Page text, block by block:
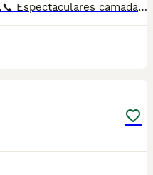
📞📞6️⃣4️⃣1️⃣9️⃣2️⃣2️⃣3️⃣9️⃣0️⃣📞📞📞📞 Espectaculares camadas de gatitos de persa himalayo red point nacionales descendientes de las mejores líneas de sangre. Disponibles tanto hembras como machos. Las camadas están bajo supervisión veterinaria desde su nacimiento hasta que son entregadas a su nueva familia. Criados por un equipo de profesionales y mejores personas que, con más de 20 años de experiencia , cuidan a los animales por vocación, aplicando una cría ética y responsable para que cada cachorro se desarrolle con la mejor salud y con un buen temperamento. Todos los cachorritos se entregan con unos dos meses y medio de edad y sus vacunas correspondientes, desparasitados interna y externamente, con certificado de salud, y garantía tanto por enfermedad vírica como congénito genética. Posibilidad de entregar en toda España mediante transporte propio preparado para animales y con chofer privado. Los precios pueden variar según las características y morfología de cada cachorro. Añádenos al whats app o llámanos, y encantados atenderemos todas tus dudas y consultas. Teléfono / Whats app: 641 92 23 90